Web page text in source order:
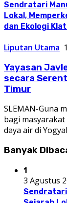
Sendratari
Lokal,
dan Ekologi
Liputan Utama
Yayasan
secara
Timur
SLEMAN-Guna
bagi
daya air di
Banyak
1
3 Agustus
Sendratari